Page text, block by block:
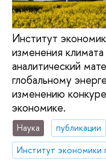
Институт
изменения
аналитический
глобальному
изменению
экономике.
Наука
публикации